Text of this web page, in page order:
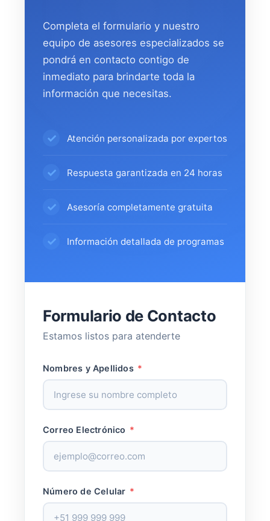
Completa el formulario y nuestro
equipo de asesores especializados se
pondrá en contacto contigo de
inmediato para brindarte toda la
información que necesitas.
Atención personalizada por expertos
Respuesta garantizada en 24 horas
Asesoría completamente gratuita
Información detallada de programas
Formulario de Contacto
Estamos listos para atenderte
Nombres y Apellidos *
Correo Electrónico *
Número de Celular *